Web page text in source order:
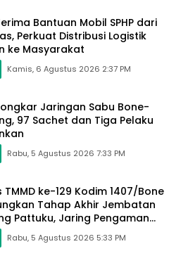
Bantuan Mobil SPHP dari
Perkuat Distribusi Logistik
ke Masyarakat
Kamis, 6 Agustus 2026 2:37 PM
Jaringan Sabu Bone-
97 Sachet dan Tiga Pelaku
Rabu, 5 Agustus 2026 7:33 PM
TMMD ke-129 Kodim 1407/Bone
Tahap Akhir Jembatan
Pattuku, Jaring Pengaman
Rabu, 5 Agustus 2026 5:33 PM